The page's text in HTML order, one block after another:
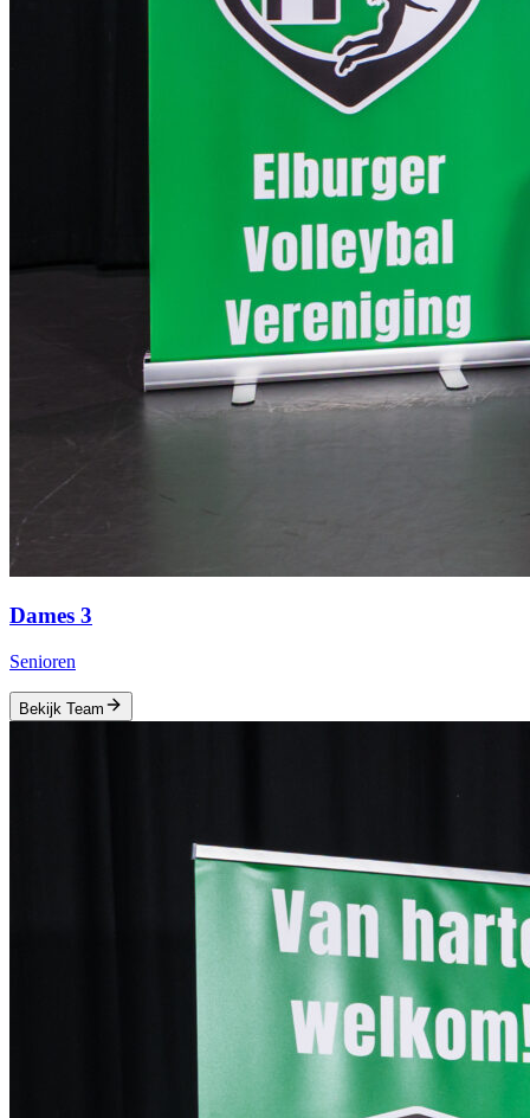
Dames 3
Senioren
Bekijk Team